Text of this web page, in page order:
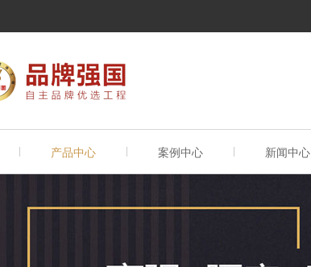
产品中心 案例中心 新闻中心